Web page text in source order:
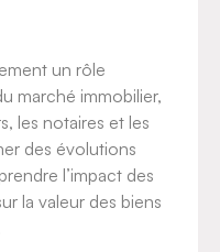
un rôle
marché immobilier,
les notaires et les
des évolutions
l’impact des
la valeur des biens